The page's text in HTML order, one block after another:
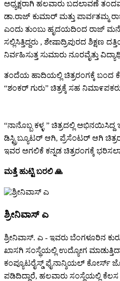
ಅಧ್ಯಕ್ಷರಾಗಿ ಹಲವಾರು ಬದಲಾವಣೆ
ಡಾ.ರಾಜ್ ಕುಮಾರ್ ಮತ್ತು ಪಾರ್ವತಮ್ಮ
ಎಂದು ತುಂಬು ಹೃದಯದಿಂದ ರಾಜ್
ಸಲ್ಲಿಸಿತ್ತಿದ್ದರು , ಶೇಷಾದ್ರಿಪುರದ ಶಿಕ್ಷಣ
ನಿರ್ವಹಿಸುತ್ತ ಸುಮಾರು ನೂರವೈತ್ತು
ತಂದೆಯ ಹಾದಿಯಲ್ಲಿ ಚಿತ್ರರಂಗಕ್ಕೆ ಬಂದ
“ಶಂಕರ್ ಗುರು” ಚಿತ್ರಕ್ಕೆ ಸಹ
“ನಾನೊಬ್ಬ ಕಳ್ಳ ” ಚಿತ್ರದಲ್ಲಿ
ಡಿಸ್ಟ್ರಿಬ್ಯೂಟರ್ ಆಗಿ, ಪ್ರೆಸೆಂಟರ್ ಆಗಿ
ಇವರ ಅಗಲಿಕೆ ಕನ್ನಡ ಚಿತ್ರರಂಗಕ್ಕೆ
ಮತ್ತೆ ಹುಟ್ಟಿ ಬರಲಿ 🙏
ಶ್ರೀನಿವಾಸ್ ಎ
ಶ್ರೀನಿವಾಸ್. ಎ - ಇವರು ಬೆಂಗಳೂರಿನ
ಖಾಸಗಿ ಸಂಸ್ಥೆಯಲ್ಲಿ ಉದ್ಯೋಗ
ಕಂಪ್ಯೂಟರೈಸ್ಡ್ ಫೈನಾನ್ಶಿಯಲ್ ಕೋರ್ಸ್
ಪಡಿದಿದ್ದಾರೆ, ಹಲವಾರು ಸಂಸ್ಥೆಯಲ್ಲಿ